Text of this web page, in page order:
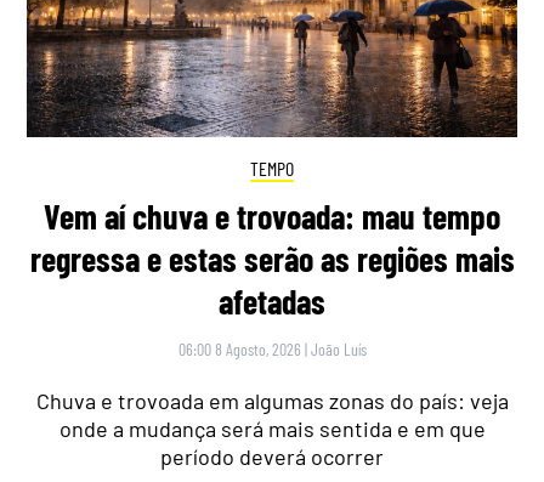
TEMPO
Vem aí chuva e trovoada: mau tempo
regressa e estas serão as regiões mais
afetadas
06:00 8 Agosto, 2026 |João Luís
Chuva e trovoada em algumas zonas do país: veja
onde a mudança será mais sentida e em que
período deverá ocorrer